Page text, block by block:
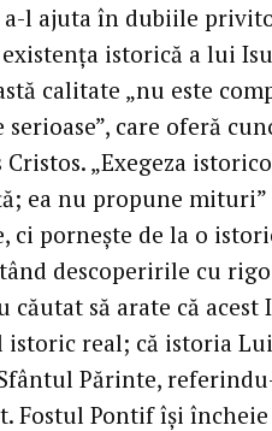
l ajuta în dubiile
istorică a lui
calitate „nu este
serioase”, care oferă
„Exegeza
ea nu propune
ci porneşte de la o
descoperirile cu
căutat să arate că
istoric real; că istoria
Părinte,
Fostul Pontif îşi